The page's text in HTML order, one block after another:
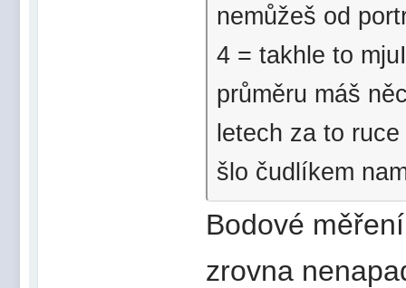
nemůžeš od
4 = takhle to
průměru máš
letech za to
šlo čudlíkem
Bodové
zrovna